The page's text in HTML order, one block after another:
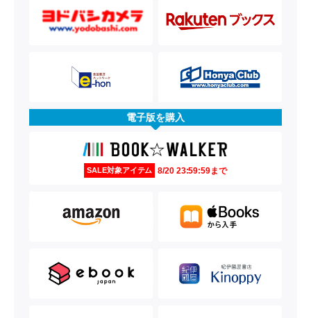
電子版を購入
SALE対象アイテム 8/20 23:59:59まで